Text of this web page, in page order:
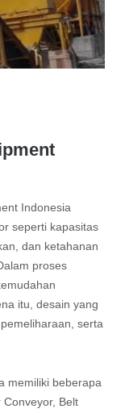
Indonesia
seperti kapasitas
dan ketahanan
proses
itu, desain yang
serta
memiliki beberapa
Belt